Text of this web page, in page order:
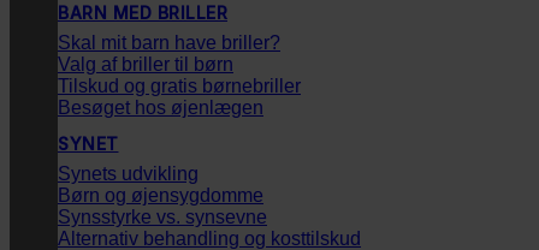
BARN MED BRILLER
Skal mit barn have briller?
Valg af briller til børn
Tilskud og gratis børnebriller
Besøget hos øjenlægen
SYNET
Synets udvikling
Børn og øjensygdomme
Synsstyrke vs. synsevne
Alternativ behandling og kosttilskud